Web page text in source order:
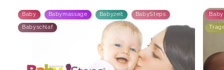
Baby Babymassage Babyzeit BabySteps
Babyschlaf
Baby